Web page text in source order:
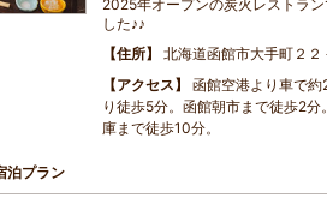
2025年オープンの炭火レストラ
した♪♪
住所
北海道函館市大手町２２
アクセス
函館空港より車で
り徒歩5分。函館朝市まで徒歩2分
庫まで徒歩10分。
泊プラン